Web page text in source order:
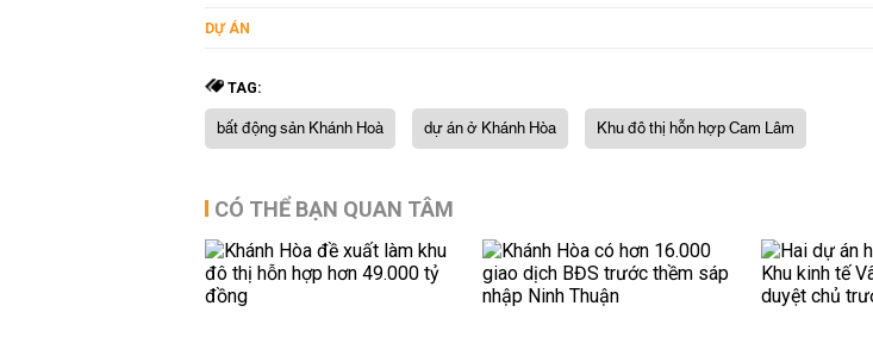
DỰ ÁN
TAG:
bất động sản Khánh Hoà dự án ở Khánh Hòa Khu đô thị hỗn hợp Cam Lâm
CÓ THỂ BẠN QUAN TÂM